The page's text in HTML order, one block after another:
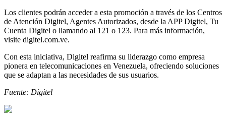
Los clientes podrán acceder a esta promoción a través de los Centros
de Atención Digitel, Agentes Autorizados, desde la APP Digitel, Tu
Cuenta Digitel o llamando al 121 o 123. Para más información,
visite digitel.com.ve.
Con esta iniciativa, Digitel reafirma su liderazgo como empresa
pionera en telecomunicaciones en Venezuela, ofreciendo soluciones
que se adaptan a las necesidades de sus usuarios.
Fuente: Digitel